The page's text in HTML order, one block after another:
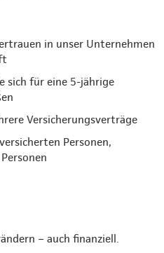
in unser Unternehmen
sich für eine 5-jährige
Versicherungsverträge
Personen,
– auch finanziell.